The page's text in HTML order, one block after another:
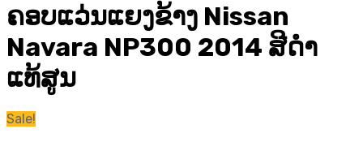
ຄອບແວ່ນແຍງຂ້າງ Nissan
Navara NP300 2014 ສີດຳ
ແທ້ສູນ
Sale!